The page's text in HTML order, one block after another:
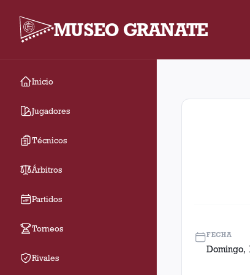
MUSEO GRANATE
Inicio
Jugadores
Técnicos
Árbitros
Partidos
Torneos
Rivales
Fecha 5.
FECHA
Domingo,